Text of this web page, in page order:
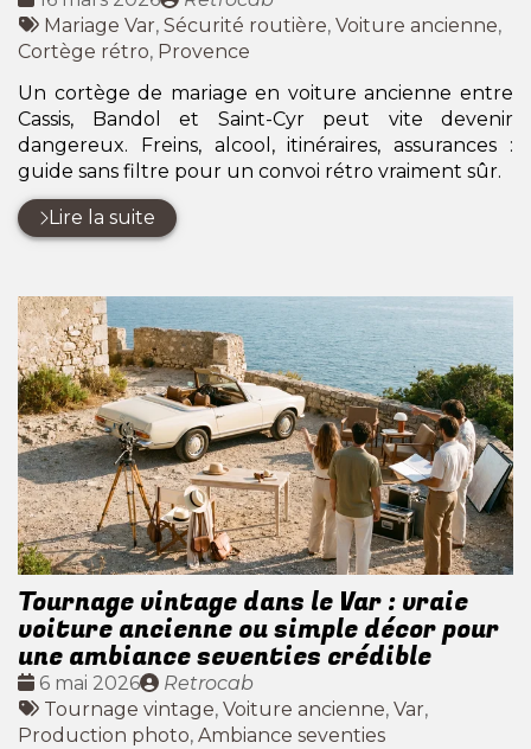
:
par
Tags
:
Mariage Var, Sécurité routière, Voiture ancienne,
Cortège rétro, Provence
Un cortège de mariage en voiture ancienne entre
Cassis, Bandol et Saint-Cyr peut vite devenir
dangereux. Freins, alcool, itinéraires, assurances :
guide sans filtre pour un convoi rétro vraiment sûr.
Lire la suite
Tournage vintage dans le Var : vraie
voiture ancienne ou simple décor pour
une ambiance seventies crédible
Date
:
6 mai 2026
Publié
par
Retrocab
Tags
:
Tournage vintage, Voiture ancienne, Var,
Production photo, Ambiance seventies